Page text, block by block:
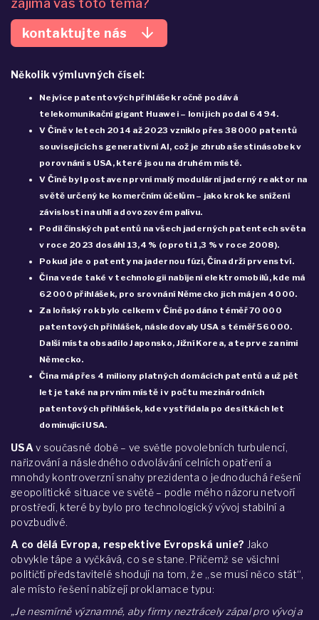
zajímá vás toto téma?
kontaktujte nás
arrow_downward
Několik výmluvných čísel:
Nejvíce patentových přihlášek ročně podává
telekomunikační gigant Huawei – loni jich podal 6 494.
V Číně v letech 2014 až 2023 vzniklo přes 38 000 patentů
souvisejících s generativní AI, což je zhruba šestinásobek v
porovnání s USA, které jsou na druhém místě.
V Číně byl postaven první malý modulární jaderný reaktor na
světě určený ke komerčním účelům – jako krok ke snížení
závislosti na uhlí a dovozovém palivu.
Podíl čínských patentů na všech jaderných patentech světa
v roce 2023 dosáhl 13,4 % (oproti 1,3 % v roce 2008).
Pokud jde o patenty na jadernou fúzi, Čína drží prvenství.
Čína vede také v technologii nabíjení elektromobilů, kde má
62 000 přihlášek, pro srovnání Německo jich má jen 4 000.
Za loňský rok bylo celkem v Číně podáno téměř 70 000
patentových přihlášek, následovaly USA s téměř 56 000.
Další místa obsadilo Japonsko, Jižní Korea, a teprve za nimi
Německo.
Čína má přes 4 miliony platných domácích patentů a už pět
let je také na prvním místě i v počtu mezinárodních
patentových přihlášek, kde vystřídala po desítkách let
dominující USA.
USA v současné době – ve světle povolebních turbulencí,
nařizování a následného odvolávání celních opatření a
mnohdy kontroverzní snahy prezidenta o jednoduchá řešení
geopolitické situace ve světě – podle mého názoru netvoří
prostředí, které by bylo pro technologický vývoj stabilní a
povzbudivé.
A co dělá Evropa, respektive Evropská unie? Jako
obvykle tápe a vyčkává, co se stane. Přičemž se všichni
političtí představitelé shodují na tom, že „se musí něco stát“,
ale místo řešení nabízejí proklamace typu:
„Je nesmírně významné, aby firmy neztrácely zápal pro vývoj a